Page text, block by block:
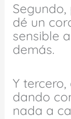
dé un
sensible
demás.
Y
dando
nada a